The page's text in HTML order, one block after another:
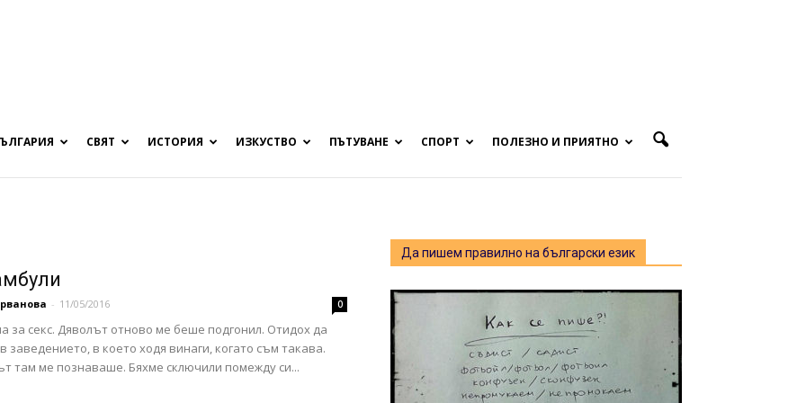
СВЯТ ИСТОРИЯ ИЗКУСТВО ПЪТУВАНЕ СПОРТ ПОЛЕЗНО И ПРИЯТНО
- 11/05/2016 0
за секс. Дяволът отново ме беше подгонил. Отидох да
заведението, в което ходя винаги, когато съм такава.
там ме познаваше. Бяхме сключили помежду си...
Да пишем правилно на български език